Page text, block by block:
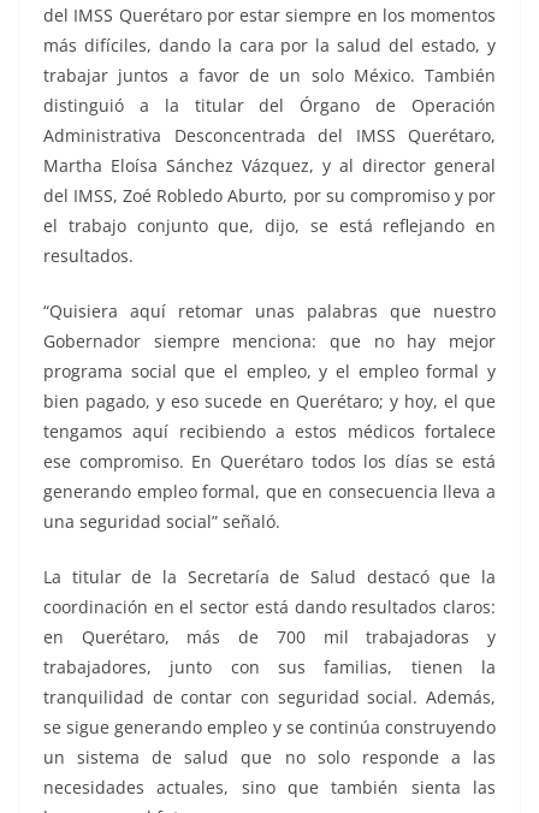
del IMSS Querétaro por estar siempre en los momentos
más difíciles, dando la cara por la salud del estado, y
trabajar juntos a favor de un solo México. También
distinguió a la titular del Órgano de Operación
Administrativa Desconcentrada del IMSS Querétaro,
Martha Eloísa Sánchez Vázquez, y al director general
del IMSS, Zoé Robledo Aburto, por su compromiso y por
el trabajo conjunto que, dijo, se está reflejando en
resultados.
“Quisiera aquí retomar unas palabras que nuestro
Gobernador siempre menciona: que no hay mejor
programa social que el empleo, y el empleo formal y
bien pagado, y eso sucede en Querétaro; y hoy, el que
tengamos aquí recibiendo a estos médicos fortalece
ese compromiso. En Querétaro todos los días se está
generando empleo formal, que en consecuencia lleva a
una seguridad social” señaló.
La titular de la Secretaría de Salud destacó que la
coordinación en el sector está dando resultados claros:
en Querétaro, más de 700 mil trabajadoras y
trabajadores, junto con sus familias, tienen la
tranquilidad de contar con seguridad social. Además,
se sigue generando empleo y se continúa construyendo
un sistema de salud que no solo responde a las
necesidades actuales, sino que también sienta las